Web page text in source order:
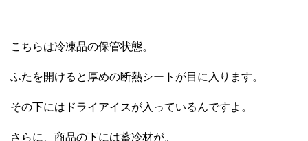
こちらは冷凍品の保管状態。
ふたを開けると厚めの断熱シートが目に入ります。
その下にはドライアイスが入っているんですよ。
さらに、商品の下には蓄冷材が。